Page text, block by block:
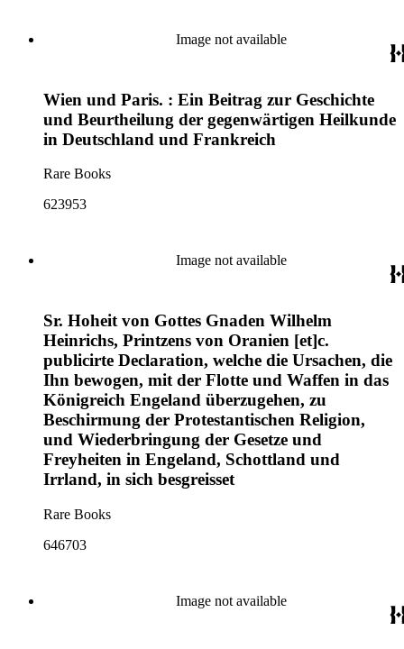
Image not available
Wien und Paris. : Ein Beitrag zur Geschichte
und Beurtheilung der gegenwärtigen Heilkunde
in Deutschland und Frankreich
Rare Books
623953
Image not available
Sr. Hoheit von Gottes Gnaden Wilhelm
Heinrichs, Printzens von Oranien [et]c.
publicirte Declaration, welche die Ursachen, die
Ihn bewogen, mit der Flotte und Waffen in das
Königreich Engeland überzugehen, zu
Beschirmung der Protestantischen Religion,
und Wiederbringung der Gesetze und
Freyheiten in Engeland, Schottland und
Irrland, in sich besgreisset
Rare Books
646703
Image not available